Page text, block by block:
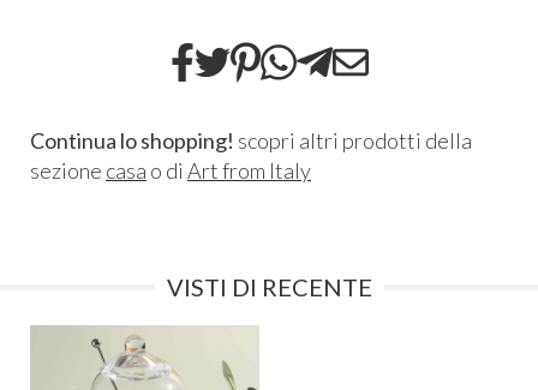
Continua lo shopping! scopri altri prodotti della
sezione casa o di Art from Italy
VISTI DI RECENTE